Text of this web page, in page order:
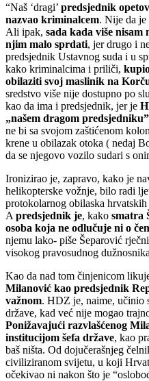
“Naš ‘dragi’ predsjednik
nazvao kriminalcem. Nije da je
Ali ipak, sada kada više nisam
njim malo sprdati, jer drugo i
predsjednik Ustavnog suda i u
kako kriminalcima i priliči,
obilaziti svoj maslinik na
sredstvo više nije dostupno po
kao da ima i predsjednik, jer je
„našem dragom
ne bi sa svojom zaštićenom
krene u obilazak otoka ( nedaj
da se njegovo vozilo sudari s
Ironizirao je, zapravo, kako je
helikopterske vožnje, bilo radi
protokolarnog obilaska
A predsjednik je, kako smatra
osoba koja ne odlučuje ni o
njemu lako- piše Šeparović
visokog pravosudnog
Kao da nad tom činjenicom
Milanović kao predsjednik
važnom. HDZ je, naime, učinio
države, kad već nije mogao
Ponižavajući razvlašćenog
institucijom šefa države, kao
baš ništa. Od dojučerašnjeg
civiliziranom svijetu, u koji
očekivao ni nakon što je